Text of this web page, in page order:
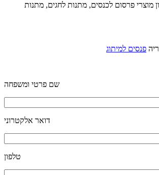
פרסום לכנסים, מתנות לחגים, מתנות
פנסים למיתוג
שם פרטי ומשפחה
דואר אלקטרוני
טלפון